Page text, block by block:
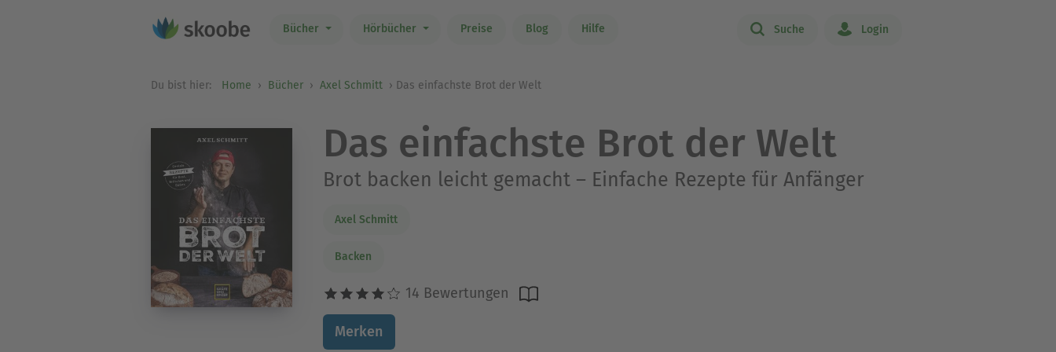
Bücher Hörbücher Preise Blog Hilfe Suche Login
Du bist hier: Home Bücher Axel Schmitt Das einfachste Brot der Welt
Das einfachste Brot der Welt
Brot backen leicht gemacht – Einfache Rezepte für Anfänger
Axel Schmitt
Backen
14 Bewertungen
Merken